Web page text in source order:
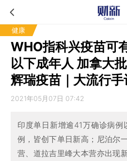
健康
WHO指科兴疫苗可
以下成年人 加拿大
辉瑞疫苗｜大流行手
2021年05月07日 07:42
印度单日新增逾41万确诊病
例，皆创下单日新高；尼泊尔
营、道拉吉里峰大本营亦出现